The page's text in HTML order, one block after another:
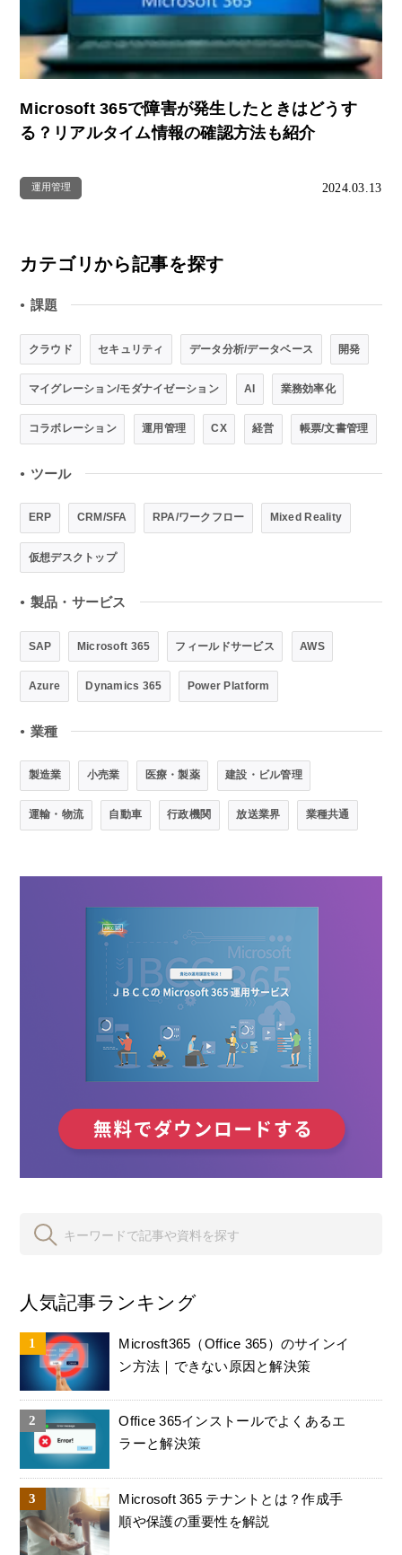
Microsoft 365で障害が発生したときはどうす
る？リアルタイム情報の確認方法も紹介
運用管理 2024.03.13
カテゴリから記事を探す
● 課題
クラウド セキュリティ データ分析/データベース 開発
マイグレーション/モダナイゼーション AI 業務効率化
コラボレーション 運用管理 CX 経営 帳票/文書管理
● ツール
ERP CRM/SFA RPA/ワークフロー Mixed Reality
仮想デスクトップ
● 製品・サービス
SAP Microsoft 365 フィールドサービス AWS
Azure Dynamics 365 Power Platform
● 業種
製造業 小売業 医療・製薬 建設・ビル管理
運輸・物流 自動車 行政機関 放送業界 業種共通
人気記事ランキング
Microsft365（Office 365）のサインイ
ン方法｜できない原因と解決策
Office 365インストールでよくあるエ
ラーと解決策
Microsoft 365 テナントとは？作成手
順や保護の重要性を解説